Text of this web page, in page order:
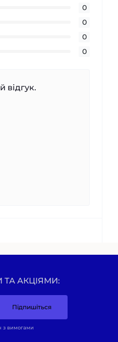
0
0
0
0
відгук.
АКЦІЯМИ:
Підпишіться
з вимогами